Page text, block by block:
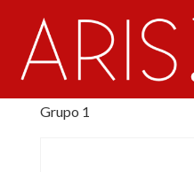
Inicio /Recursos Humanos
relaciones
Grupo 1